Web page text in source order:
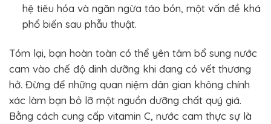
hệ tiêu hóa và ngăn ngừa táo bón, một vấn đề khá
phổ biến sau phẫu thuật.
Tóm lại, bạn hoàn toàn có thể yên tâm bổ sung nước
cam vào chế độ dinh dưỡng khi đang có vết thương
hở. Đừng để những quan niệm dân gian không chính
xác làm bạn bỏ lỡ một nguồn dưỡng chất quý giá.
Bằng cách cung cấp vitamin C, nước cam thực sự là